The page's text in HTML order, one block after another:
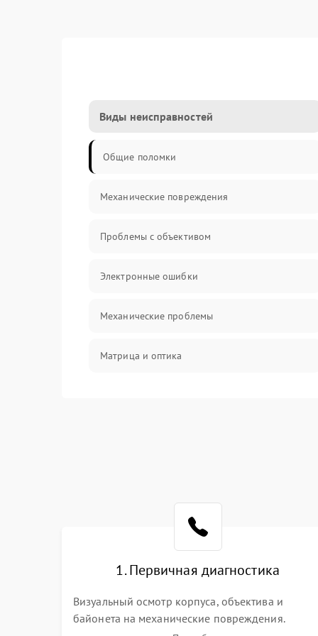
Виды неисправностей
Общие поломки
Механические повреждения
Проблемы с объективом
Электронные ошибки
Механические проблемы
Матрица и оптика
Коммуникации и интерфейсы
1. Первичная диагностика
Визуальный осмотр корпуса, объектива и
байонета на механические повреждения.